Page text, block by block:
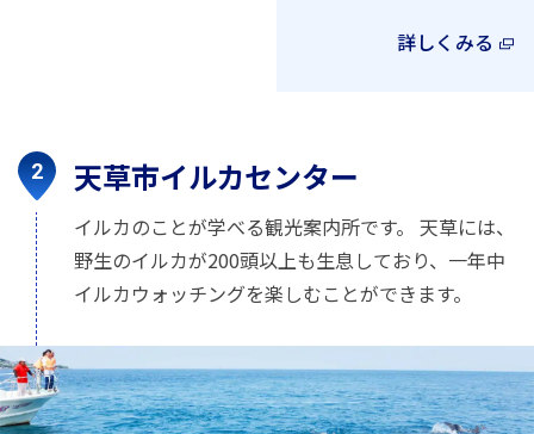
詳しくみる
天草市イルカセンター
イルカのことが学べる観光案内所です。 天草には、
野生のイルカが200頭以上も生息しており、一年中
イルカウォッチングを楽しむことができます。